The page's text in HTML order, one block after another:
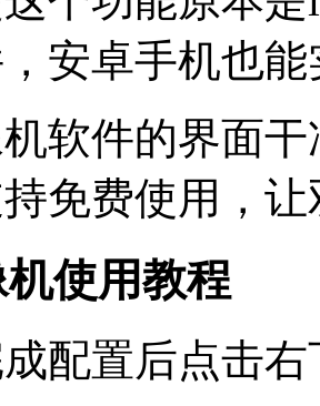
安卓手机也
软件的界面
免费使用，
使用教程
配置后点击